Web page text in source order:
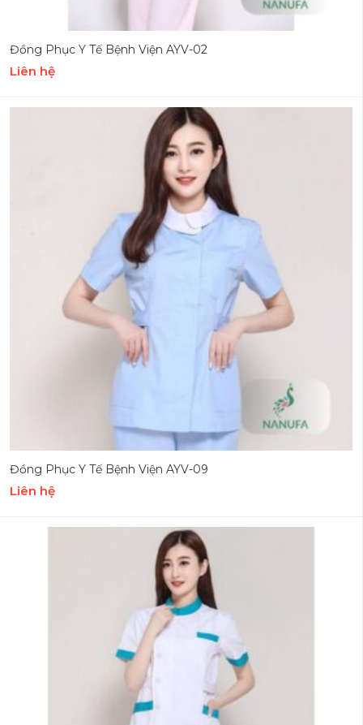
Đồng Phục Y Tế Bệnh Viện AYV-02
Liên hệ
Đồng Phục Y Tế Bệnh Viện AYV-09
Liên hệ